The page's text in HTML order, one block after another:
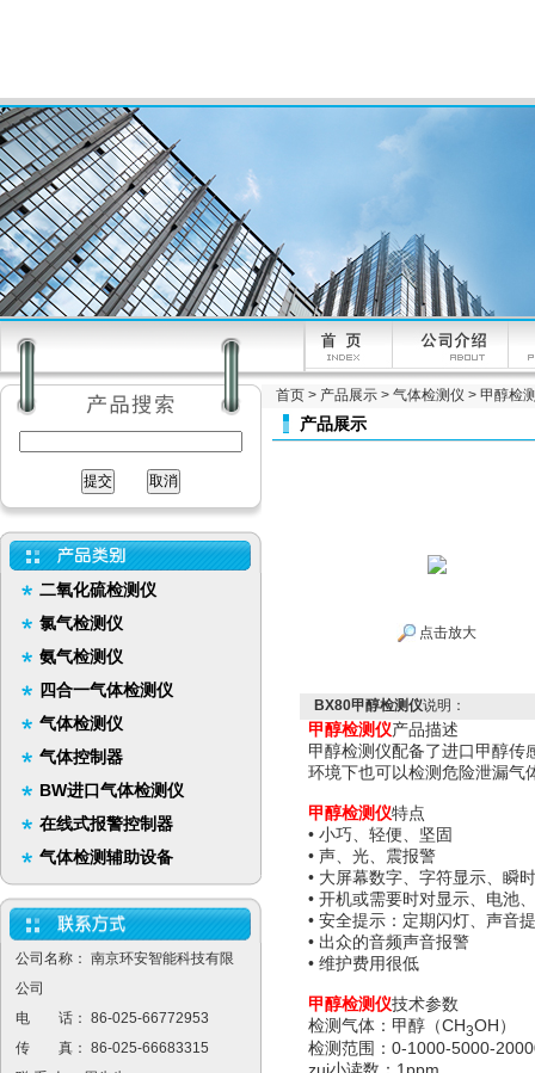
二氧化硫检测仪
氯气检测仪
氨气检测仪
四合一气体检测仪
气体检测仪
气体控制器
BW进口气体检测仪
在线式报警控制器
气体检测辅助设备
公司名称： 南京环安智能科技有限
公司
电 话： 86-025-66772953
传 真： 86-025-66683315
首页 > 产品展示 > 气体检测仪 > 甲醇检
产品展示
点击放大
BX80甲醇检测仪说明：
甲醇检测仪产品描述
甲醇检测仪配备了进口甲醇传
环境下也可以检测危险泄漏气
甲醇检测仪特点
• 小巧、轻便、坚固
• 声、光、震报警
• 大屏幕数字、字符显示、瞬
• 开机或需要时对显示、电池
• 安全提示：定期闪灯、声音
• 出众的音频声音报警
• 维护费用很低
甲醇检测仪技术参数
检测气体：甲醇（CH3OH）
检测范围：0-1000-5000-
zui小读数：1ppm